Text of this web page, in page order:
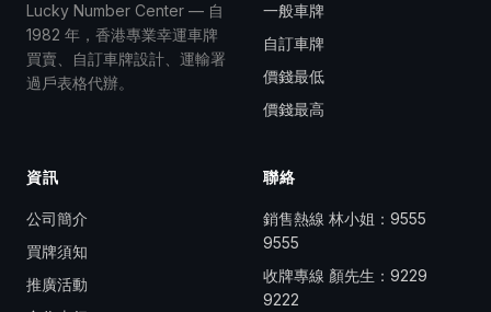
Lucky Number Center — 自
1982 年，香港專業幸運車牌
買賣、自訂車牌設計、運輸署
過戶表格代辦。
一般車牌
自訂車牌
價錢最低
價錢最高
資訊
公司簡介
買牌須知
推廣活動
聯絡
銷售熱線 林小姐： 9555
9555
收牌專線 顏先生： 9229
9222